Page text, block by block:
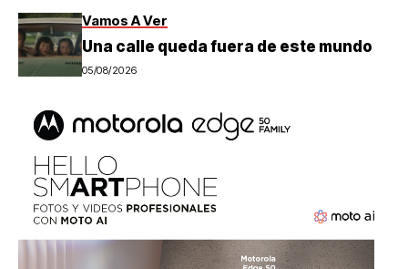
Vamos A Ver
Una calle queda fuera de este mundo
05/08/2026